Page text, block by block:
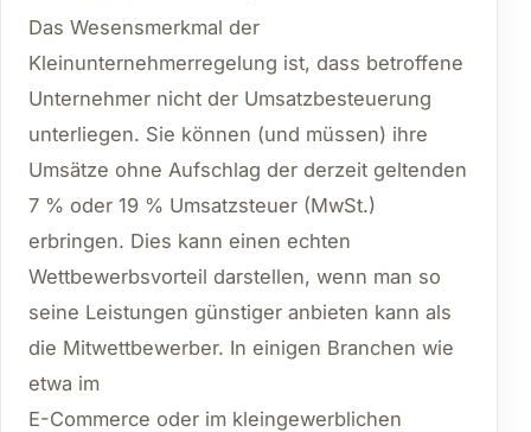
Das Wesensmerkmal der
Kleinunternehmerregelung ist, dass betroffene
Unternehmer nicht der Umsatzbesteuerung
unterliegen. Sie können (und müssen) ihre
Umsätze ohne Aufschlag der derzeit geltenden
7 % oder 19 % Umsatzsteuer (MwSt.)
erbringen. Dies kann einen echten
Wettbewerbsvorteil darstellen, wenn man so
seine Leistungen günstiger anbieten kann als
die Mitwettbewerber. In einigen Branchen wie
etwa im
E-Commerce oder im kleingewerblichen